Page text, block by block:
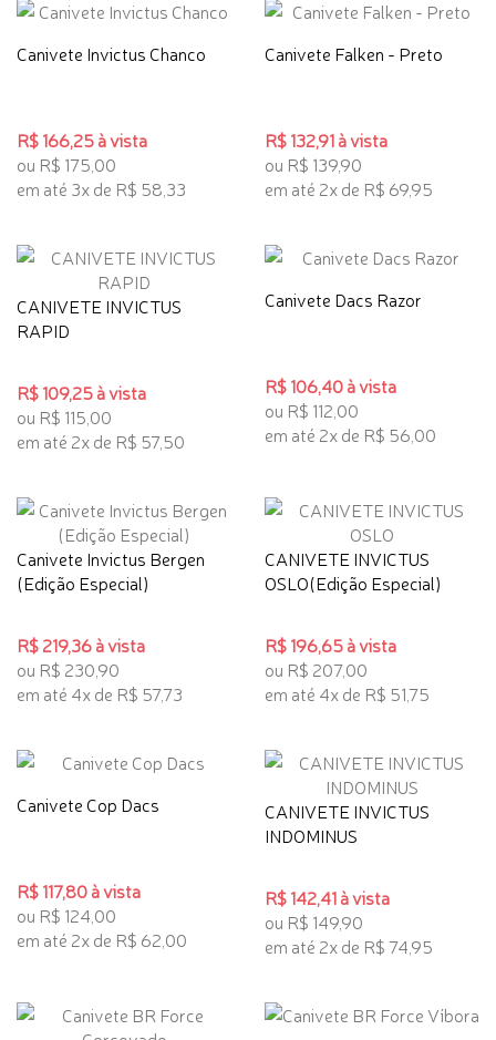
Canivete Invictus Chanco
R$ 166,25 à vista
ou R$ 175,00
em até 3x de R$ 58,33
Canivete Falken - Preto
R$ 132,91 à vista
ou R$ 139,90
em até 2x de R$ 69,95
CANIVETE INVICTUS
RAPID
R$ 109,25 à vista
ou R$ 115,00
em até 2x de R$ 57,50
Canivete Dacs Razor
R$ 106,40 à vista
ou R$ 112,00
em até 2x de R$ 56,00
Canivete Invictus Bergen
(Edição Especial)
R$ 219,36 à vista
ou R$ 230,90
em até 4x de R$ 57,73
CANIVETE INVICTUS
OSLO(Edição Especial)
R$ 196,65 à vista
ou R$ 207,00
em até 4x de R$ 51,75
Canivete Cop Dacs
R$ 117,80 à vista
ou R$ 124,00
em até 2x de R$ 62,00
CANIVETE INVICTUS
INDOMINUS
R$ 142,41 à vista
ou R$ 149,90
em até 2x de R$ 74,95